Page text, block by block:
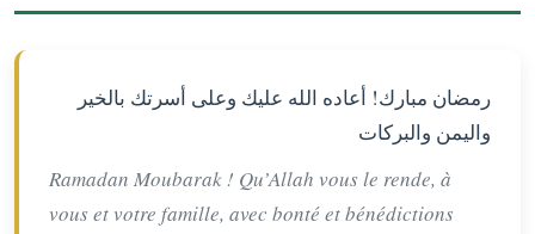
رمضان مبارك! أعاده الله عليك وعلى أسرتك بالخير
واليمن والبركات
Ramadan Moubarak ! Qu’Allah vous le rende, à
vous et votre famille, avec bonté et bénédictions